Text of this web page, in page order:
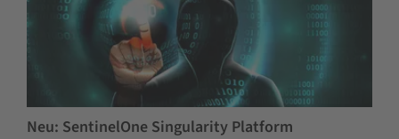
Neu: SentinelOne Singularity Platform